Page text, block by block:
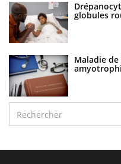
globules
Maladie